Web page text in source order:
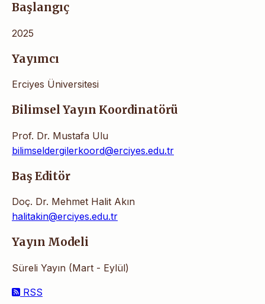
Başlangıç
2025
Yayımcı
Erciyes Üniversitesi
Bilimsel Yayın Koordinatörü
Prof. Dr. Mustafa Ulu
bilimseldergilerkoord@erciyes.edu.tr
Baş Editör
Doç. Dr. Mehmet Halit Akın
halitakin@erciyes.edu.tr
Yayın Modeli
Süreli Yayın (Mart - Eylül)
RSS